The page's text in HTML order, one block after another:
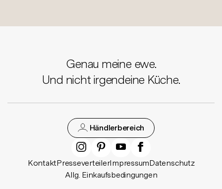
Genau meine ewe.
Und nicht irgendeine Küche.
Händlerbereich
KontaktPresseverteilerImpressumDatenschutz
Allg. Einkaufsbedingungen